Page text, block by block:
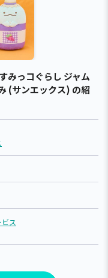
みっコぐらし ジャム
(サンエックス) の紹
ス